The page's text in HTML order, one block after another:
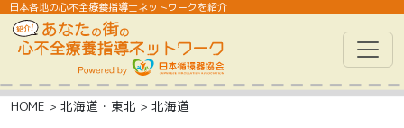
日本各地の心不全療養指導士ネットワークを紹介
HOME > 北海道・東北 > 北海道